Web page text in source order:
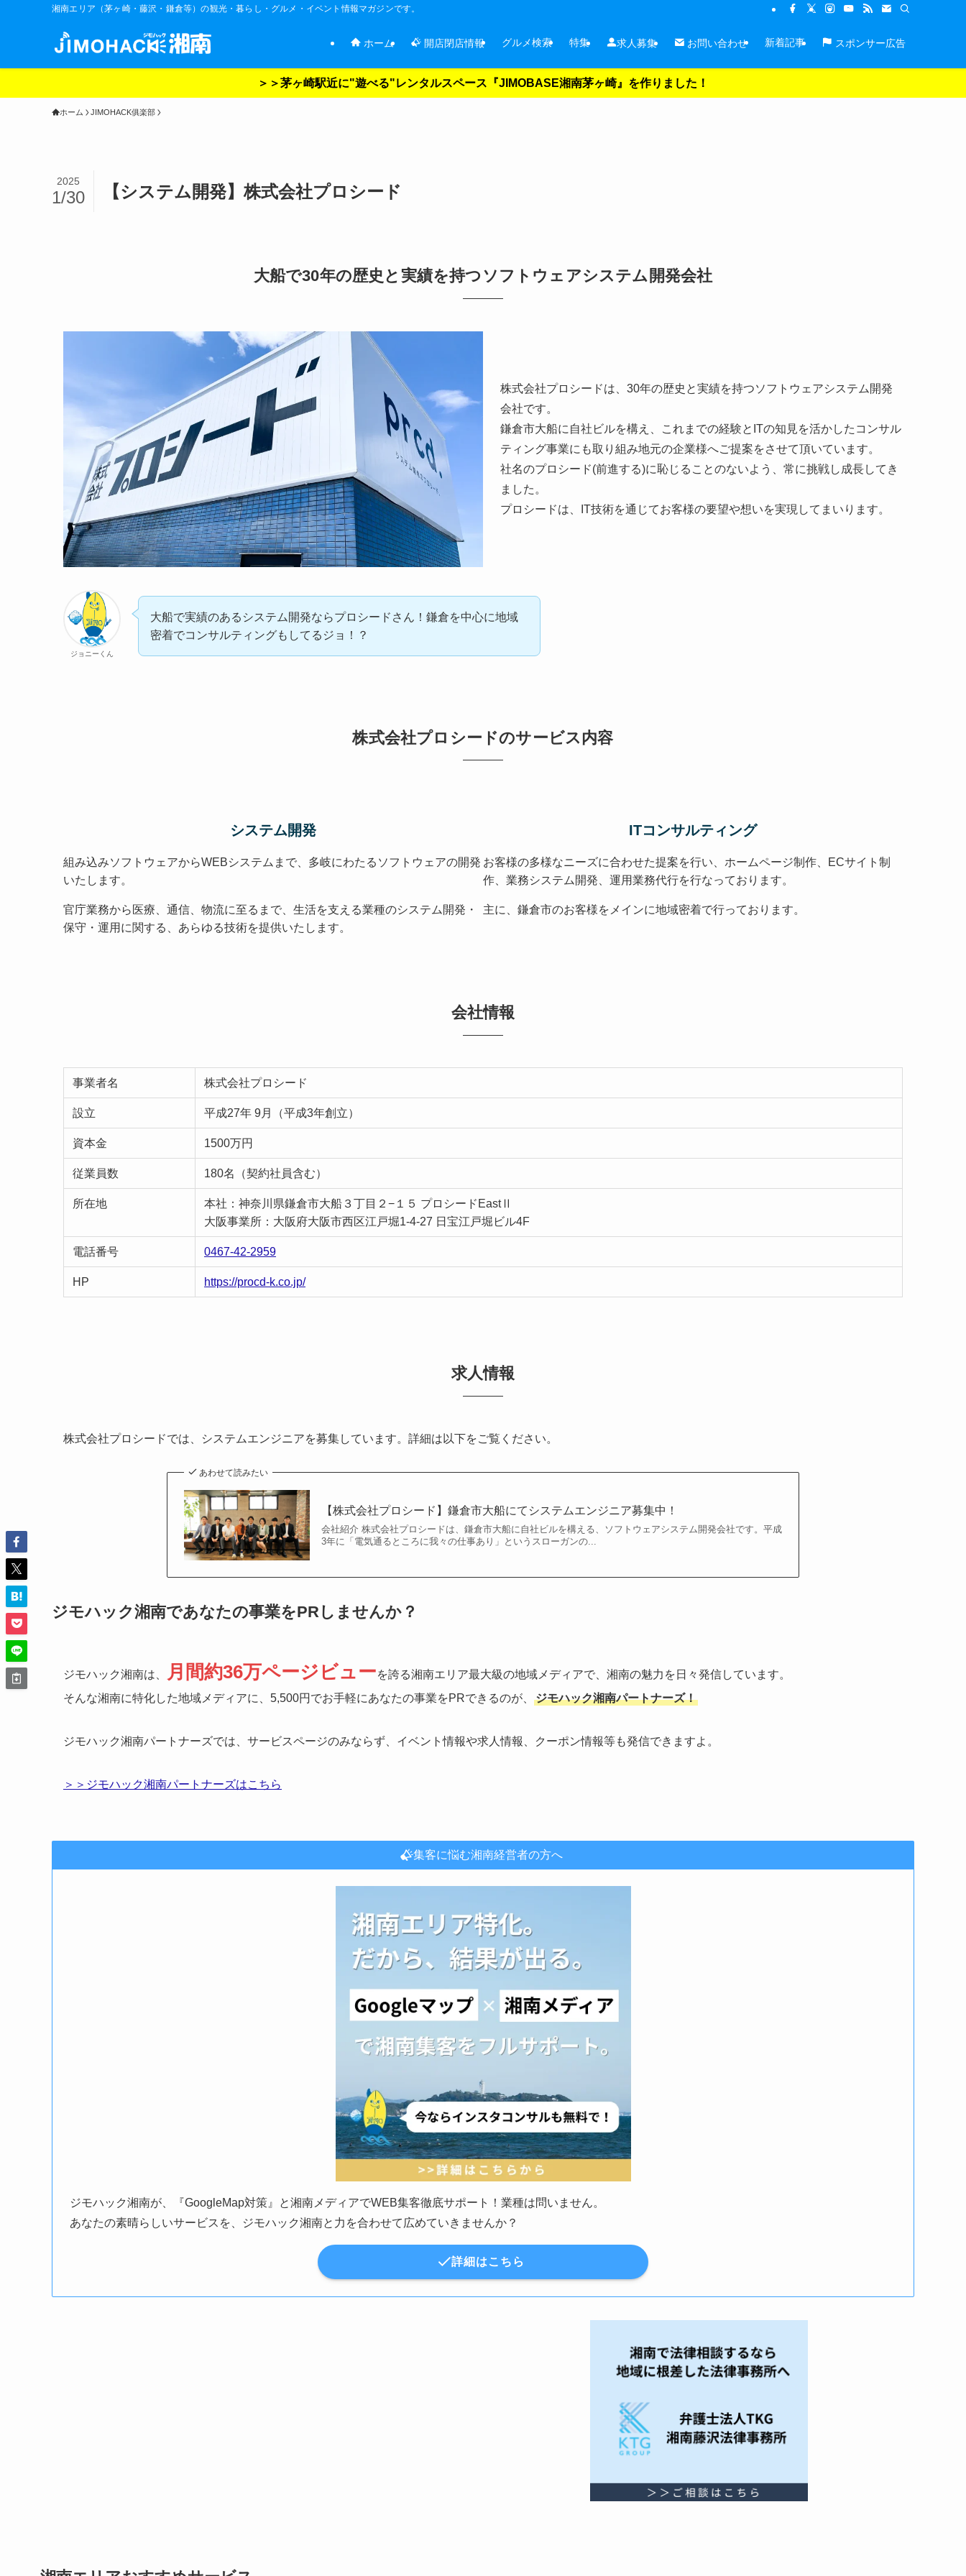
湘南エリア（茅ヶ崎・藤沢・鎌倉等）の観光・暮らし・グルメ・イベント情報マガジンです。
ホーム 開店閉店情報 グルメ検索 特集 求人募集 お問い合わせ 新着記事 スポンサー広告
＞＞茅ヶ崎駅近に"遊べる"レンタルスペース『JIMOBASE湘南茅ヶ崎』を作りました！
ホーム JIMOHACK俱楽部
【システム開発】株式会社プロシード
2025
1/30
大船で30年の歴史と実績を持つソフトウェアシステム開発会社
株式会社プロシードは、30年の歴史と実績を持つソフトウェアシステム開発
会社です。
鎌倉市大船に自社ビルを構え、これまでの経験とITの知見を活かしたコンサル
ティング事業にも取り組み地元の企業様へご提案をさせて頂いています。
社名のプロシード(前進する)に恥じることのないよう、常に挑戦し成長してき
ました。
プロシードは、IT技術を通じてお客様の要望や想いを実現してまいります。
ジョニーくん
大船で実績のあるシステム開発ならプロシードさん！鎌倉を中心に地域
密着でコンサルティングもしてるジョ！？
株式会社プロシードのサービス内容
システム開発
組み込みソフトウェアからWEBシステムまで、多岐にわたるソフトウェアの開発
いたします。
官庁業務から医療、通信、物流に至るまで、生活を支える業種のシステム開発・
保守・運用に関する、あらゆる技術を提供いたします。
ITコンサルティング
お客様の多様なニーズに合わせた提案を行い、ホームページ制作、ECサイト制
作、業務システム開発、運用業務代行を行なっております。
主に、鎌倉市のお客様をメインに地域密着で行っております。
会社情報
事業者名 株式会社プロシード
設立 平成27年 9月（平成3年創立）
資本金 1500万円
従業員数 180名（契約社員含む）
所在地
本社：神奈川県鎌倉市大船３丁目２−１５ プロシードEastⅡ
大阪事業所：大阪府大阪市西区江戸堀1-4-27 日宝江戸堀ビル4F
電話番号 0467-42-2959
HP https://procd-k.co.jp/
求人情報
株式会社プロシードでは、システムエンジニアを募集しています。詳細は以下をご覧ください。
あわせて読みたい
【株式会社プロシード】鎌倉市大船にてシステムエンジニア募集中！
会社紹介 株式会社プロシードは、鎌倉市大船に自社ビルを構える、ソフトウェアシステム開発会社です。平成
3年に「電気通るところに我々の仕事あり」というスローガンの...
ジモハック湘南であなたの事業をPRしませんか？
ジモハック湘南は、 月間約36万ページビューを誇る湘南エリア最大級の地域メディアで、湘南の魅力を日々発信しています。
そんな湘南に特化した地域メディアに、5,500円でお手軽にあなたの事業をPRできるのが、
ジモハック湘南パートナーズ！
ジモハック湘南パートナーズでは、サービスページのみならず、イベント情報や求人情報、クーポン情報等も発信できますよ。
＞＞ジモハック湘南パートナーズはこちら
集客に悩む湘南経営者の方へ
ジモハック湘南が、『GoogleMap対策』と湘南メディアでWEB集客徹底サポート！業種は問いません。
あなたの素晴らしいサービスを、ジモハック湘南と力を合わせて広めていきませんか？
詳細はこちら